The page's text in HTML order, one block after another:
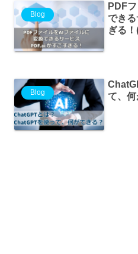
Blog
PDF
でき
ぎる
Blog
て、何